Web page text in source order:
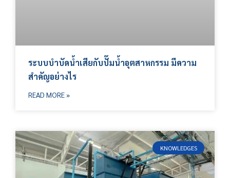
ระบบบำบัดน้ำเสียกับปั๊มน้ำอุตสาหกรรม มีความ
สำคัญอย่างไร
READ MORE »
KNOWLEDGES